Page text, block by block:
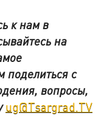
к нам в
на
поделиться с
вопросы,
ug@Tsargrad.TV